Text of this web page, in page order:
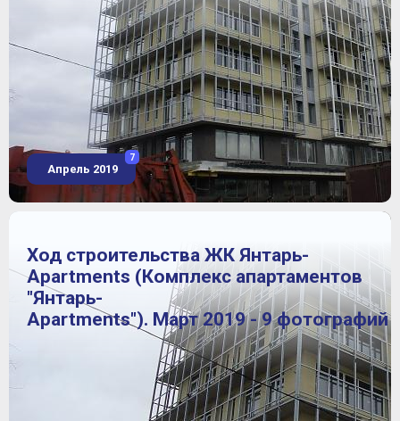
Апрель 2019
7
Ход строительства ЖК Янтарь-
Apartments (Комплекс апартаментов
"Янтарь-
Apartments"). Март 2019 - 9 фотографий